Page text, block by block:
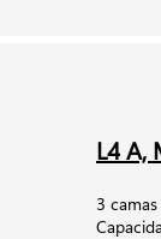
L4 A,
3